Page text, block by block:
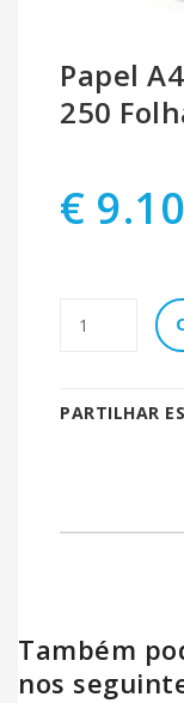
Papel
250
€ 9.10
PARTILHAR
Também
nos